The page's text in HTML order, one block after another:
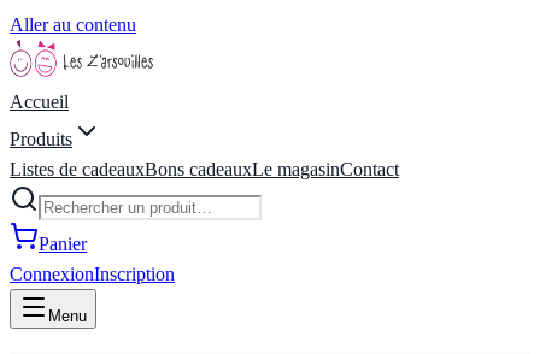
Aller au contenu
Accueil
Produits
Listes de cadeauxBons cadeauxLe magasinContact
Panier
ConnexionInscription
Menu